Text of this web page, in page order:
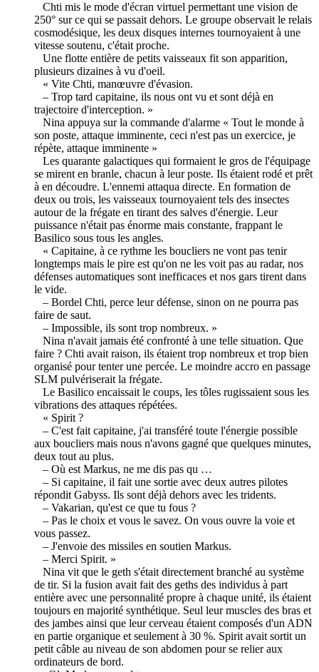
Chti mis le mode d'écran virtuel permettant une vision de
250° sur ce qui se passait dehors. Le groupe observait le relais
cosmodésique, les deux disques internes tournoyaient à une
vitesse soutenu, c'était proche.
Une flotte entière de petits vaisseaux fit son apparition,
plusieurs dizaines à vu d'oeil.
« Vite Chti, manœuvre d'évasion.
– Trop tard capitaine, ils nous ont vu et sont déjà en
trajectoire d'interception. »
Nina appuya sur la commande d'alarme « Tout le monde à
son poste, attaque imminente, ceci n'est pas un exercice, je
répète, attaque imminente »
Les quarante galactiques qui formaient le gros de l'équipage
se mirent en branle, chacun à leur poste. Ils étaient rodé et prêt
à en découdre. L'ennemi attaqua directe. En formation de
deux ou trois, les vaisseaux tournoyaient tels des insectes
autour de la frégate en tirant des salves d'énergie. Leur
puissance n'était pas énorme mais constante, frappant le
Basilico sous tous les angles.
« Capitaine, à ce rythme les boucliers ne vont pas tenir
longtemps mais le pire est qu'on ne les voit pas au radar, nos
défenses automatiques sont inefficaces et nos gars tirent dans
le vide.
– Bordel Chti, perce leur défense, sinon on ne pourra pas
faire de saut.
– Impossible, ils sont trop nombreux. »
Nina n'avait jamais été confronté à une telle situation. Que
faire ? Chti avait raison, ils étaient trop nombreux et trop bien
organisé pour tenter une percée. Le moindre accro en passage
SLM pulvériserait la frégate.
Le Basilico encaissait le coups, les tôles rugissaient sous les
vibrations des attaques répétées.
« Spirit ?
– C'est fait capitaine, j'ai transféré toute l'énergie possible
aux boucliers mais nous n'avons gagné que quelques minutes,
deux tout au plus.
– Où est Markus, ne me dis pas qu …
– Si capitaine, il fait une sortie avec deux autres pilotes
répondit Gabyss. Ils sont déjà dehors avec les tridents.
– Vakarian, qu'est ce que tu fous ?
– Pas le choix et vous le savez. On vous ouvre la voie et
vous passez.
– J'envoie des missiles en soutien Markus.
– Merci Spirit. »
Nina vit que le geth s'était directement branché au système
de tir. Si la fusion avait fait des geths des individus à part
entière avec une personnalité propre à chaque unité, ils étaient
toujours en majorité synthétique. Seul leur muscles des bras et
des jambes ainsi que leur cerveau étaient composés d'un ADN
en partie organique et seulement à 30 %. Spirit avait sortit un
petit câble au niveau de son abdomen pour se relier aux
ordinateurs de bord.